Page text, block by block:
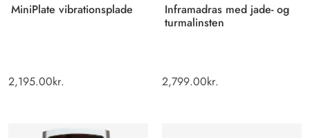
MiniPlate vibrationsplade
2,195.00kr.
Inframadras med jade- og
turmalinsten
2,799.00kr.